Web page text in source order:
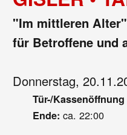
"Im mittleren
für Betroffene und
Donnerstag,
Tür-/Kassenöffnung
Ende: ca. 22:00